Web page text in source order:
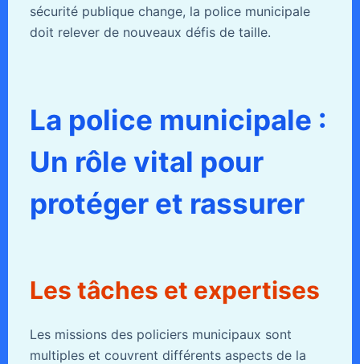
sécurité publique change, la police municipale
doit relever de nouveaux défis de taille.
La police municipale :
Un rôle vital pour
protéger et rassurer
Les tâches et expertises
Les missions des policiers municipaux sont
multiples et couvrent différents aspects de la